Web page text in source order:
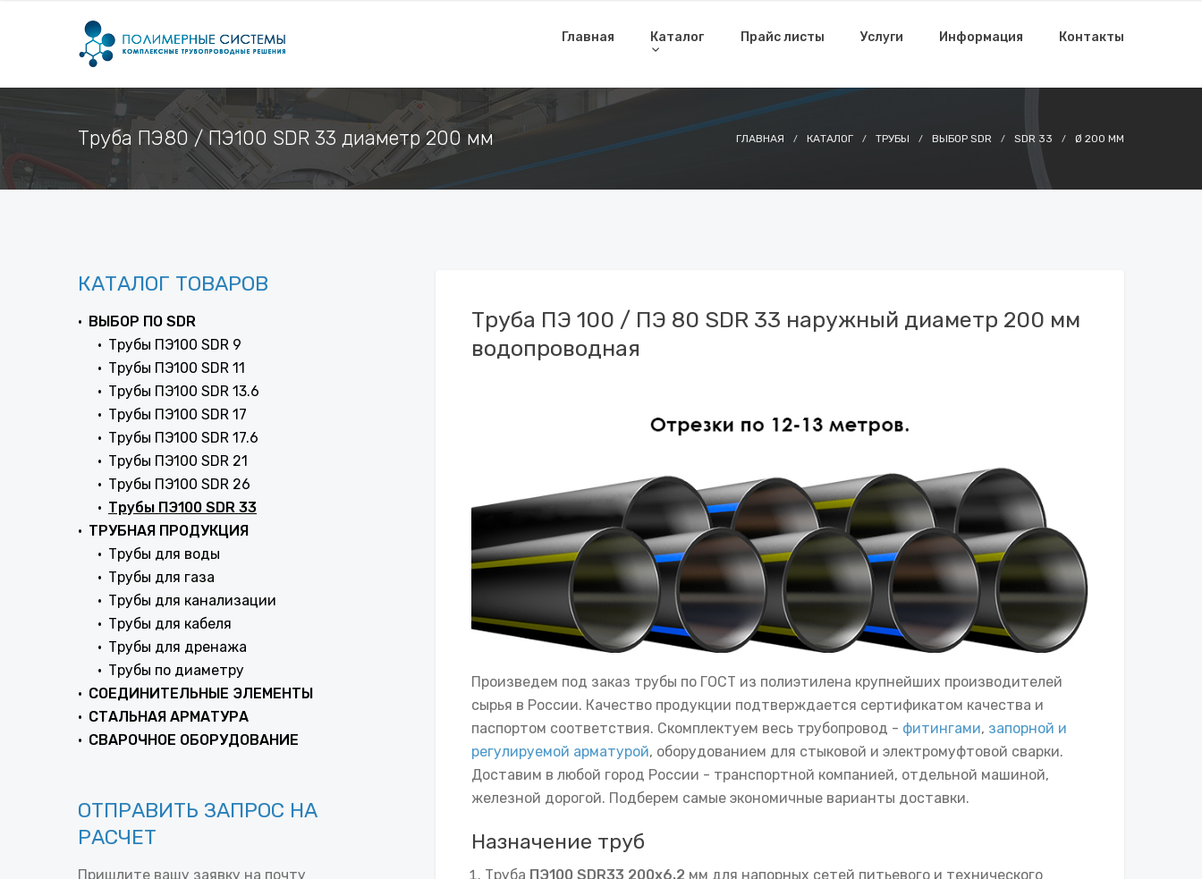
Главная Каталог Прайс листы Услуги Информация Контакты
Труба ПЭ80 / ПЭ100 SDR 33 диаметр 200 мм ГЛАВНАЯ КАТАЛОГ ТРУБЫ ВЫБОР SDR SDR 33 Ø 200 ММ
Труба ПЭ 100 / ПЭ 80 SDR 33 наружный диаметр 200 мм
водопроводная
Произведем под заказ трубы по ГОСТ из полиэтилена крупнейших производителей
сырья в России. Качество продукции подтверждается сертификатом качества и
паспортом соответствия. Скомплектуем весь трубопровод - фитингами, запорной и
регулируемой арматурой, оборудованием для стыковой и электромуфтовой сварки.
Доставим в любой город России - транспортной компанией, отдельной машиной,
железной дорогой. Подберем самые экономичные варианты доставки.
Назначение труб
Труба ПЭ100 SDR33 200х6.2 мм для напорных сетей питьевого и технического
КАТАЛОГ ТОВАРОВ
ВЫБОР ПО SDR
Трубы ПЭ100 SDR 9
Трубы ПЭ100 SDR 11
Трубы ПЭ100 SDR 13.6
Трубы ПЭ100 SDR 17
Трубы ПЭ100 SDR 17.6
Трубы ПЭ100 SDR 21
Трубы ПЭ100 SDR 26
Трубы ПЭ100 SDR 33
ТРУБНАЯ ПРОДУКЦИЯ
Трубы для воды
Трубы для газа
Трубы для канализации
Трубы для кабеля
Трубы для дренажа
Трубы по диаметру
СОЕДИНИТЕЛЬНЫЕ ЭЛЕМЕНТЫ
СТАЛЬНАЯ АРМАТУРА
СВАРОЧНОЕ ОБОРУДОВАНИЕ
ОТПРАВИТЬ ЗАПРОС НА
РАСЧЕТ
Пришлите вашу заявку на почту